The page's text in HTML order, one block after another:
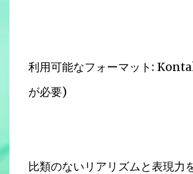
利用可能なフォーマット:
が必要)
比類のないリアリズムと表現